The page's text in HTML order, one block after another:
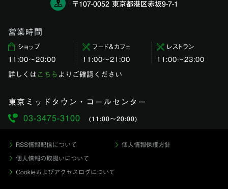
〒107-0052 東京都港区赤坂9-7-1
営業時間
ショップ
11:00〜20:00
フード＆カフェ
11:00～21:00
レストラン
11:00〜23:00
詳しくは こちら よりご確認ください
東京ミッドタウン・コールセンター
03-3475-3100
(11:00〜20:00)
RSS情報配信について 個人情報保護方針
個人情報の取扱いについて
Cookieおよびアクセスログについて